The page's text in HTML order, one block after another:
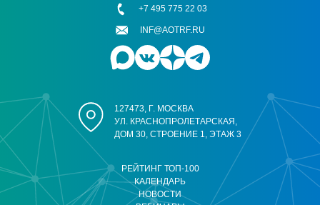
РЕЙТИНГ ТОП-100
КАЛЕНДАРЬ
НОВОСТИ
127473, Г. МОСКВА
УЛ. КРАСНОПРОЛЕТАРСКАЯ,
ДОМ 30, СТРОЕНИЕ 1, ЭТАЖ 3
+7 495 775 22 03
INF@AOTRF.RU